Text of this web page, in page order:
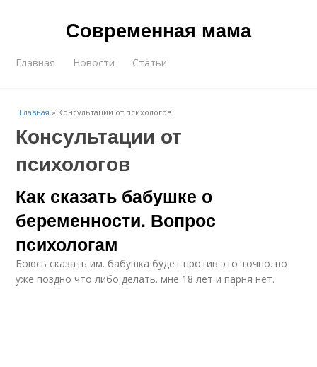
Современная мама
Главная Новости Статьи
Главная » Консультации от психологов
Консультации от
психологов
Как сказать бабушке о
беременности. Вопрос
психологам
Боюсь сказать им. бабушка будет против это точно. но
уже поздно что либо делать. мне 18 лет и парня нет.